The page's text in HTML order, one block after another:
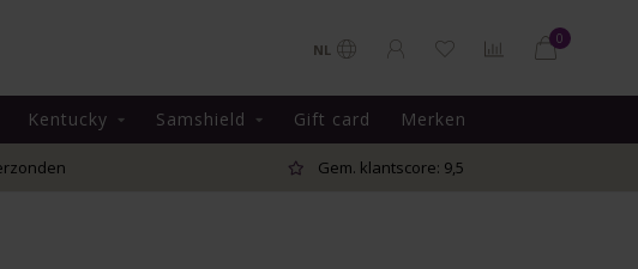
NL
0
Kentucky Samshield Gift card Merken
Gem. klantscore: 9,5